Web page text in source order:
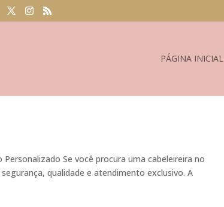
PÁGINA INICIAL
Se você procura uma cabeleireira no
qualidade e atendimento exclusivo. A